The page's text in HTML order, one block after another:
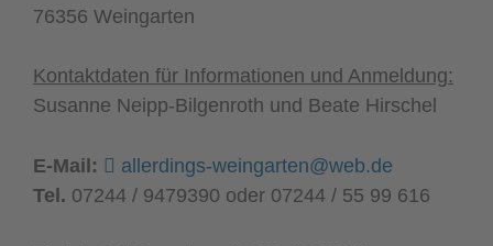
76356 Weingarten
Kontaktdaten für Informationen und Anmeldung:
Susanne Neipp-Bilgenroth und Beate Hirschel
E-Mail:
allerdings-weingarten@web.de
Tel. 07244 / 9479390 oder 07244 / 55 99 616